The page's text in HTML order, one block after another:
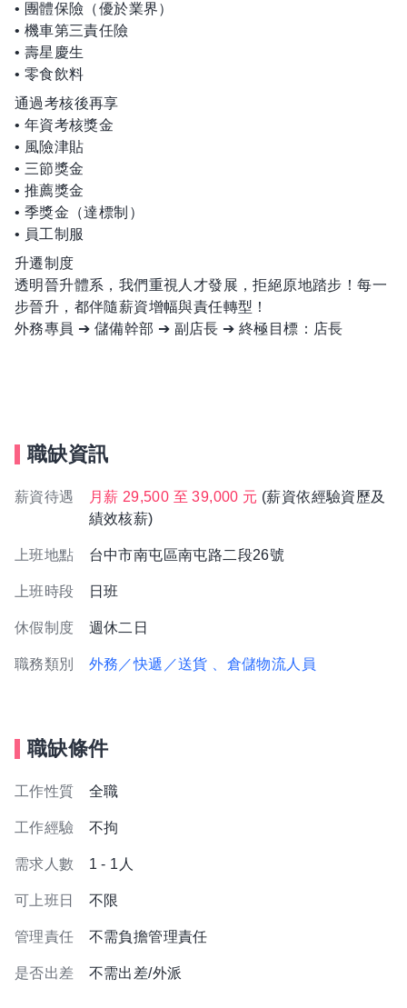
• 團體保險（優於業界）
• 機車第三責任險
• 壽星慶生
• 零食飲料
通過考核後再享
• 年資考核獎金
• 風險津貼
• 三節獎金
• 推薦獎金
• 季獎金（達標制）
• 員工制服
升遷制度
透明晉升體系，我們重視人才發展，拒絕原地踏步！每一
步晉升，都伴隨薪資增幅與責任轉型！
外務專員 ➔ 儲備幹部 ➔ 副店長 ➔ 終極目標：店長
職缺資訊
薪資待遇 月薪 29,500 至 39,000 元 (薪資依經驗資歷及
績效核薪)
上班地點 台中市南屯區南屯路二段26號
上班時段 日班
休假制度 週休二日
職務類別 外務／快遞／送貨 、倉儲物流人員
職缺條件
工作性質 全職
工作經驗 不拘
需求人數 1 - 1人
可上班日 不限
管理責任 不需負擔管理責任
是否出差 不需出差/外派